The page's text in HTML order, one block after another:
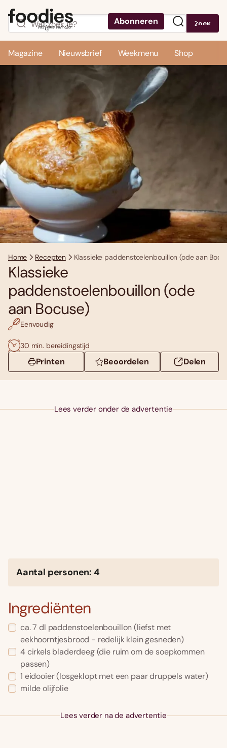
Abonneren Zoek
Magazine Nieuwsbrief Weekmenu Shop
Home Recepten Klassieke paddenstoelenbouillon (ode aan
Klassieke
paddenstoelenbouillon (ode
aan Bocuse)
Eenvoudig
30 min. bereidingstijd
Printen Beoordelen Delen
Lees verder onder de advertentie
Aantal personen: 4
Ingrediënten
ca. 7 dl paddenstoelenbouillon (liefst met
eekhoorntjesbrood - redelijk klein gesneden)
4 cirkels bladerdeeg (die ruim om de soepkommen
passen)
1 eidooier (losgeklopt met een paar druppels water)
milde olijfolie
Lees verder na de advertentie